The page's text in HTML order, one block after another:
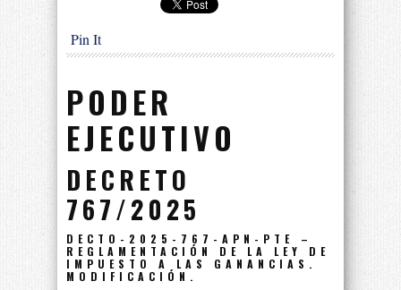
Pin It
PODER
EJECUTIVO
DECRETO
767/2025
DECTO-2025-767-APN-PTE –
REGLAMENTACIÓN DE LA LEY DE
IMPUESTO A LAS GANANCIAS.
MODIFICACIÓN.